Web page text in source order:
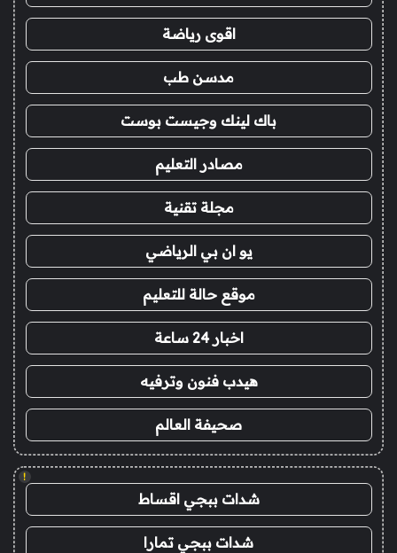
اقوى رياضة
مدسن طب
باك لينك وجيست بوست
مصادر التعليم
مجلة تقنية
يو ان بي الرياضي
موقع حالة للتعليم
اخبار 24 ساعة
هيدب فنون وترفيه
صحيفة العالم
!
شدات ببجي اقساط
شدات ببجي تمارا